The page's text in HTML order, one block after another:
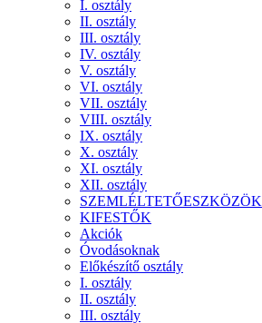
I. osztály
II. osztály
III. osztály
IV. osztály
V. osztály
VI. osztály
VII. osztály
VIII. osztály
IX. osztály
X. osztály
XI. osztály
XII. osztály
SZEMLÉLTETŐESZKÖZÖK
KIFESTŐK
Akciók
Óvodásoknak
Előkészítő osztály
I. osztály
II. osztály
III. osztály